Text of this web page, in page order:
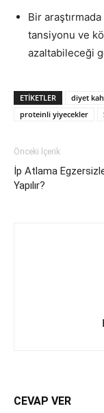
Bir
tansiyonu ve
azaltabileceği
ETIKETLER diyet
proteinli yiyecekler
Önceki İçerik
İp Atlama
Yapılır?
CEVAP VER